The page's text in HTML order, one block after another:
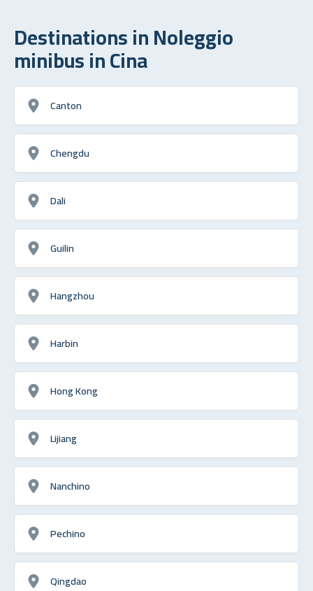
Destinations in Noleggio
minibus in Cina
Canton
Chengdu
Dali
Guilin
Hangzhou
Harbin
Hong Kong
Lijiang
Nanchino
Pechino
Qingdao